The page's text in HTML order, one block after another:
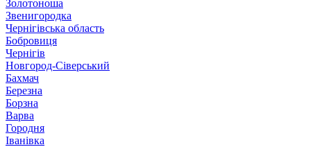
Золотоноша
Звенигородка
Чернігівська область
Бобровиця
Чернігів
Новгород-Сіверський
Бахмач
Березна
Борзна
Варва
Городня
Іванівка